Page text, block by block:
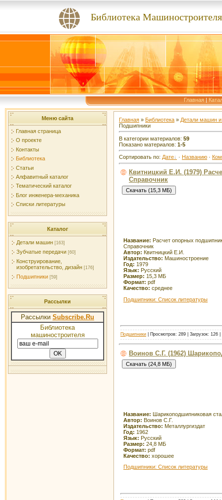
Библиотека Машиностроителя
Главная |
Меню сайта
Главная страница
О проекте
Контакты
Библиотека
Статьи
Алфавитный каталог
Тематический каталог
Блог инженера-механика
Списки литературы
Каталог
Детали машин [163]
Зубчатые передачи [60]
Конструирование,
изобретательство, дизайн [176]
Подшипники [59]
Рассылки
Рассылки Subscribe.Ru
Библиотека
машиностроителя
Главная » Библиотека » Детали машин и
Подшипники
В категории материалов: 59
Показано материалов: 1-5
Сортировать по: Дате · Названию ·
Квитницкий Е.И. (1979)
Справочник
Название: Расчет опорных
Справочник
Автор: Квитницкий Е.И.
Издательство: Машиностроение
Год: 1979
Язык: Русский
Размер: 15,3 МБ
Формат: pdf
Качество: среднее
Подшипники: Список литературы
Подшипники | Просмотров: 289 | Загрузок: 126
Воинов С.Г. (1962)
Название: Шарикоподшипниковая
Автор: Воинов С.Г.
Издательство: Металлургиздат
Год: 1962
Язык: Русский
Размер: 24,8 МБ
Формат: pdf
Качество: хорошее
Подшипники: Список литературы